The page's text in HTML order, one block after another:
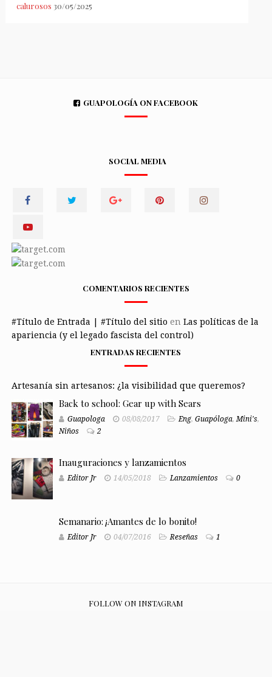
calurosos 30/05/2025
GUAPOLOGÍA ON FACEBOOK
SOCIAL MEDIA
COMENTARIOS RECIENTES
#Título de Entrada | #Título del sitio en Las políticas de la
apariencia (y el legado fascista del control)
ENTRADAS RECIENTES
Artesanía sin artesanos: ¿la visibilidad que queremos?
Back to school: Gear up with Sears
Guapologa 08/08/2017 Eng, Guapóloga,Mini's,
Niños
2
Inauguraciones y lanzamientos
Editor Jr 14/05/2018 Lanzamientos 0
Semanario: ¡Amantes de lo bonito!
Editor Jr 04/07/2016 Reseñas 1
FOLLOW ON INSTAGRAM